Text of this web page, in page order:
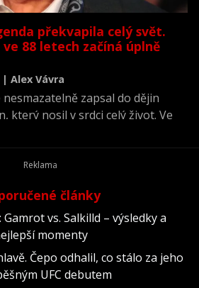
překvapila celý svět.
88 letech začíná úplně
| Alex Vávra
zapsal do dějin
který nosil v srdci celý život. Ve
pracoval více než šest desetiletí.
tak dokazuje, že na splnění
články
vs. Salkilld – výsledky a
momenty
Čepo odhalil, co stálo za jeho
UFC debutem